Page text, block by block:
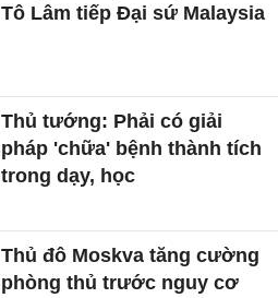
Tô Lâm tiếp Đại sứ Malaysia
Thủ tướng: Phải có giải
pháp 'chữa' bệnh thành tích
trong dạy, học
Thủ đô Moskva tăng cường
phòng thủ trước nguy cơ